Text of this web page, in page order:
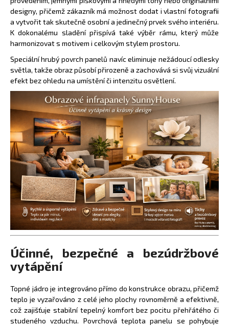
designy, přičemž zákazník má možnost dodat i vlastní fotografii
a vytvořit tak skutečně osobní a jedinečný prvek svého interiéru.
K dokonalému sladění přispívá také výběr rámu, který může
harmonizovat s motivem i celkovým stylem prostoru.
Speciální hrubý povrch panelů navíc eliminuje nežádoucí odlesky
světla, takže obraz působí přirozeně a zachovává si svůj vizuální
efekt bez ohledu na umístění či intenzitu osvětlení.
Účinné, bezpečné a bezúdržbové
vytápění
Topné jádro je integrováno přímo do konstrukce obrazu, přičemž
teplo je vyzařováno z celé jeho plochy rovnoměrně a efektivně,
což zajišťuje stabilní tepelný komfort bez pocitu přehřátého či
studeného vzduchu. Povrchová teplota panelu se pohybuje
r
u
č
u
e
m
e
INFRASVĚTLO
5
480
Kč